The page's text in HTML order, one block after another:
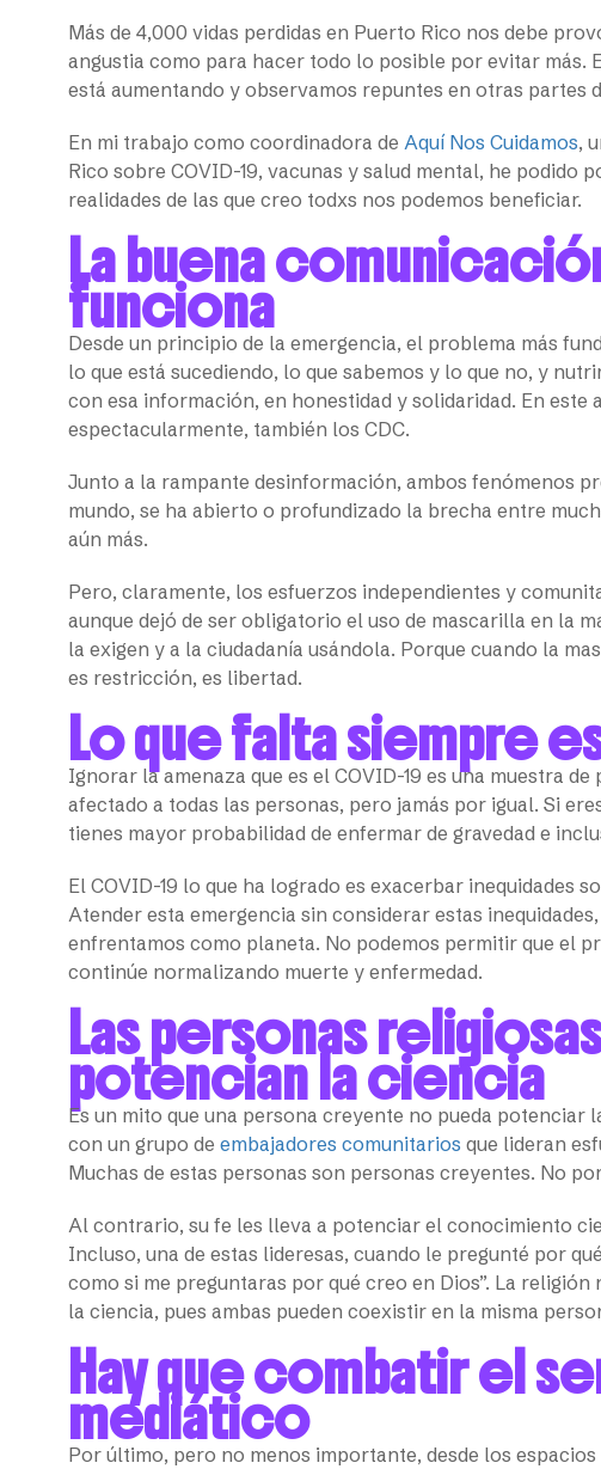
Más de 4,000 vidas perdidas en Puerto Rico nos debe
angustia como para hacer todo lo posible por evitar más.
está aumentando y observamos repuntes en otras partes
En mi trabajo como coordinadora de Aquí Nos Cuidamos,
Rico sobre COVID-19, vacunas y salud mental, he podido
realidades de las que creo todxs nos podemos beneficiar.
La buena
funciona
Desde un principio de la emergencia, el problema más
lo que está sucediendo, lo que sabemos y lo que no, y
con esa información, en honestidad y solidaridad. En este
espectacularmente, también los CDC.
Junto a la rampante desinformación, ambos fenómenos
mundo, se ha abierto o profundizado la brecha entre
aún más.
Pero, claramente, los esfuerzos independientes y
aunque dejó de ser obligatorio el uso de mascarilla en la
la exigen y a la ciudadanía usándola. Porque cuando la
es restricción, es libertad.
Lo que falta siempre
Ignorar la amenaza que es el COVID-19 es una muestra
afectado a todas las personas, pero jamás por igual. Si
tienes mayor probabilidad de enfermar de gravedad e
El COVID-19 lo que ha logrado es exacerbar inequidades
Atender esta emergencia sin considerar estas
enfrentamos como planeta. No podemos permitir que el
continúe normalizando muerte y enfermedad.
Las personas
potencian la ciencia
Es un mito que una persona creyente no pueda potenciar
con un grupo de embajadores comunitarios que lideran
Muchas de estas personas son personas creyentes. No
Al contrario, su fe les lleva a potenciar el conocimiento
Incluso, una de estas lideresas, cuando le pregunté por
como si me preguntaras por qué creo en Dios”. La
la ciencia, pues ambas pueden coexistir en la misma
Hay que combatir el
mediático
Por último, pero no menos importante, desde los